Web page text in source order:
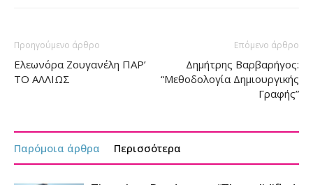
Προηγούμενο άρθρο
Ελεωνόρα Ζουγανέλη ΠΑΡ’
ΤΟ ΑΛΛΙΩΣ
Επόμενο άρθρο
Δημήτρης Βαρβαρήγος:
“Μεθοδολογία Δημιουργικής
Γραφής”
Παρόμοια άρθρα Περισσότερα